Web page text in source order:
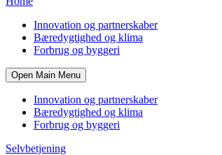
Innovation og partnerskaber
Bæredygtighed og klima
Forbrug og byggeri
Open Main Menu
Innovation og partnerskaber
Bæredygtighed og klima
Forbrug og byggeri
Selvbetjening